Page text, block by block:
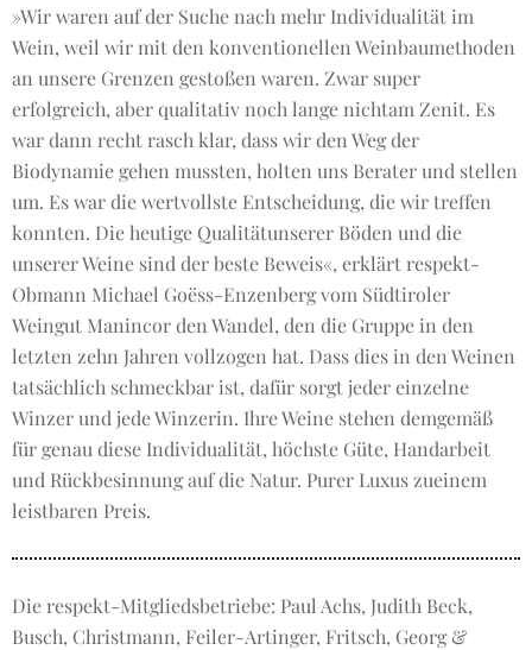
»Wir waren auf der Suche nach mehr Individualität im
Wein, weil wir mit den konventionellen Weinbaumethoden
an unsere Grenzen gestoßen waren. Zwar super
erfolgreich, aber qualitativ noch lange nichtam Zenit. Es
war dann recht rasch klar, dass wir den Weg der
Biodynamie gehen mussten, holten uns Berater und stellen
um. Es war die wertvollste Entscheidung, die wir treffen
konnten. Die heutige Qualitätunserer Böden und die
unserer Weine sind der beste Beweis«, erklärt respekt-
Obmann Michael Goëss-Enzenberg vom Südtiroler
Weingut Manincor den Wandel, den die Gruppe in den
letzten zehn Jahren vollzogen hat. Dass dies in den Weinen
tatsächlich schmeckbar ist, dafür sorgt jeder einzelne
Winzer und jede Winzerin. Ihre Weine stehen demgemäß
für genau diese Individualität, höchste Güte, Handarbeit
und Rückbesinnung auf die Natur. Purer Luxus zueinem
leistbaren Preis.
Die respekt-Mitgliedsbetriebe: Paul Achs, Judith Beck,
Busch, Christmann, Feiler-Artinger, Fritsch, Georg &